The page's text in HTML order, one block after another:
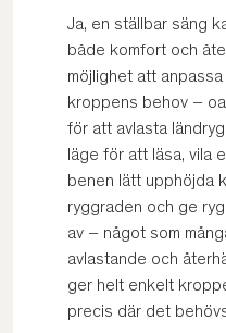
Ja, en ställbar säng
både komfort och
möjlighet att
kroppens behov –
för att avlasta
läge för att läsa, vila
benen lätt upphöjda
ryggraden och ge
av – något som
avlastande och
ger helt enkelt
precis där det